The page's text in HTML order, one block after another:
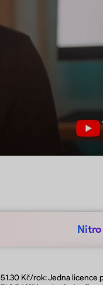
Nitro
Kč/rok: Jedna licence